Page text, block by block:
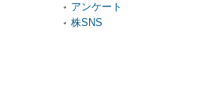
アンケート
株SNS